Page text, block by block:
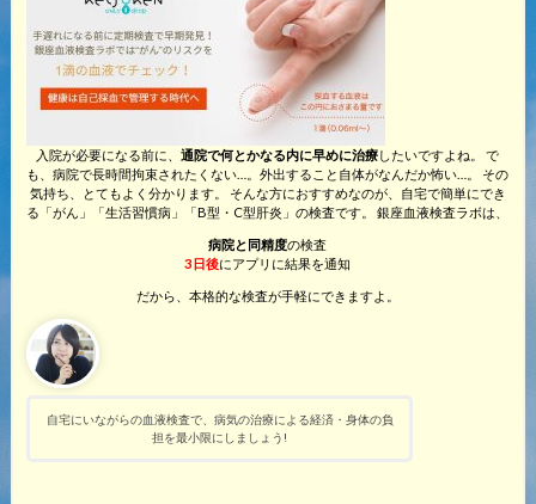
入院が必要になる前に、通院で何とかなる内に早めに治療したいですよね。 で
も、病院で長時間拘束されたくない…。外出すること自体がなんだか怖い…。 その
気持ち、とてもよく分かります。 そんな方におすすめなのが、自宅で簡単にでき
る「がん」「生活習慣病」「B型・C型肝炎」の検査です。 銀座血液検査ラボは、
病院と同精度の検査
3日後にアプリに結果を通知
だから、本格的な検査が手軽にできますよ。
自宅にいながらの血液検査で、病気の治療による経済・身体の負
担を最小限にしましょう!